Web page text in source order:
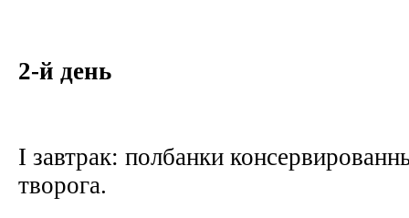
2-й день
I завтрак: полбанки
творога.